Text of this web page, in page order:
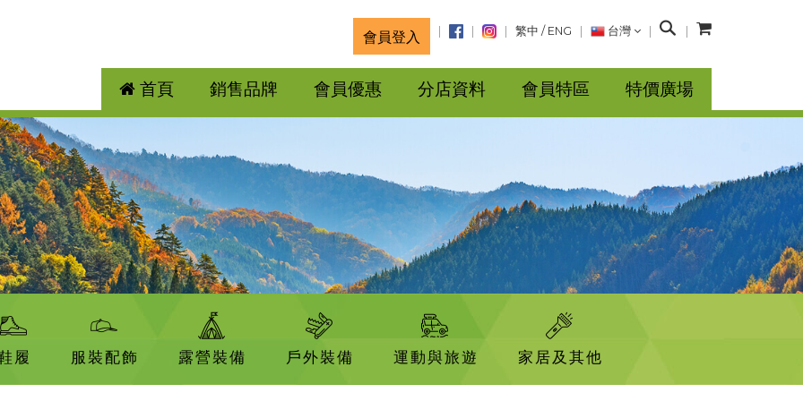
會員登入 繁中 / ENG 台灣
搜
首頁 銷售品牌 會員優惠 分店資料 會員特區 特價廣場
履 服裝配飾 露營裝備 戶外裝備 運動與旅遊 家居及其他